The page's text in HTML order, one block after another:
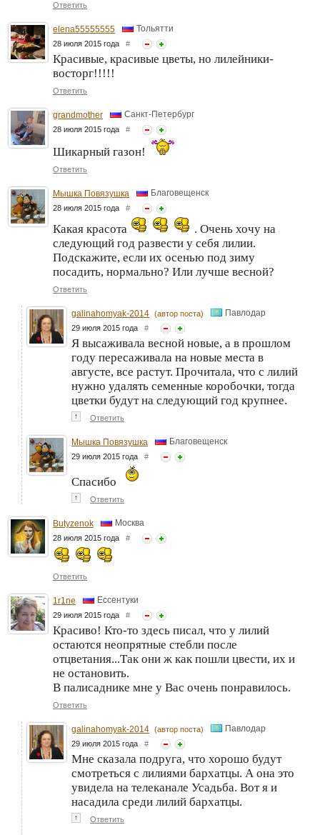
Ответить
elena55555555 Тольятти
28 июля 2015 года #
Красивые, красивые цветы, но лилейники-
восторг!!!!!
Ответить
grandmother Санкт-Петербург
28 июля 2015 года #
Шикарный газон!
Ответить
Мышка Повязушка Благовещенск
28 июля 2015 года #
Какая красота
. Очень хочу на
следующий год развести у себя лилии.
Подскажите, если их осенью под зиму
посадить, нормально? Или лучше весной?
Ответить
galinahomyak-2014 (автор поста) Павлодар
29 июля 2015 года #
Я высаживала весной новые, а в прошлом
году пересаживала на новые места в
августе, все растут. Прочитала, что с лилий
нужно удалять семенные коробочки, тогда
цветки будут на следующий год крупнее.
↑ Ответить
Мышка Повязушка Благовещенск
29 июля 2015 года #
Спасибо
↑ Ответить
Butyzenok Москва
28 июля 2015 года #
Ответить
1r1ne Ессентуки
29 июля 2015 года #
Красиво! Кто-то здесь писал, что у лилий
остаются неопрятные стебли после
отцветания...Так они ж как пошли цвести, их и
не остановить.
В палисаднике мне у Вас очень понравилось.
Ответить
galinahomyak-2014 (автор поста) Павлодар
29 июля 2015 года #
Мне сказала подруга, что хорошо будут
смотреться с лилиями бархатцы. А она это
увидела на телеканале Усадьба. Вот я и
насадила среди лилий бархатцы.
↑ Ответить